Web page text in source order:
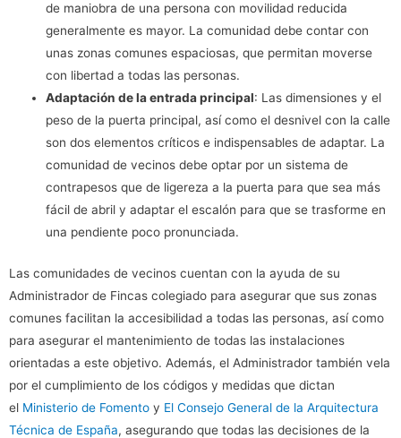
de maniobra de una persona con movilidad reducida
generalmente es mayor. La comunidad debe contar con
unas zonas comunes espaciosas, que permitan moverse
con libertad a todas las personas.
Adaptación de la entrada principal: Las dimensiones y el
peso de la puerta principal, así como el desnivel con la calle
son dos elementos críticos e indispensables de adaptar. La
comunidad de vecinos debe optar por un sistema de
contrapesos que de ligereza a la puerta para que sea más
fácil de abril y adaptar el escalón para que se trasforme en
una pendiente poco pronunciada.
Las comunidades de vecinos cuentan con la ayuda de su
Administrador de Fincas colegiado para asegurar que sus zonas
comunes facilitan la accesibilidad a todas las personas, así como
para asegurar el mantenimiento de todas las instalaciones
orientadas a este objetivo. Además, el Administrador también vela
por el cumplimiento de los códigos y medidas que dictan
el Ministerio de Fomento y El Consejo General de la Arquitectura
Técnica de España, asegurando que todas las decisiones de la